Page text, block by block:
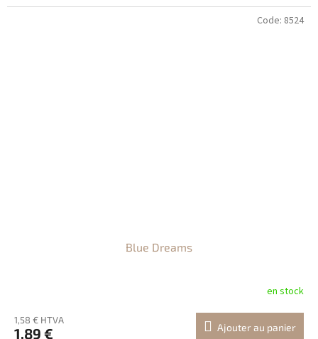
Blue Dreams
en stock
1,58 € HTVA
1,89 € Ajouter au panier
Code: 8524